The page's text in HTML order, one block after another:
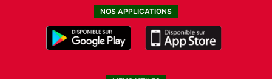
NOS APPLICATIONS